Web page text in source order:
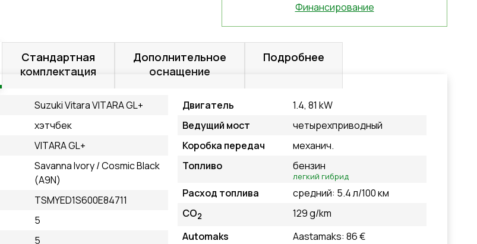
Финансирование
Стандартная
комплектация
Дополнительное
оснащение
Подробнее
Suzuki Vitara VITARA GL+
хэтчбек
VITARA GL+
Savanna Ivory / Cosmic Black
(A9N)
TSMYED1S600E84711
5
5
Двигатель
1.4, 81 kW
Ведущий мост
четырехприводный
Коробка передач
механич.
Топливо
бензин
легкий гибрид
Расход топлива
средний: 5.4 л/100 км
CO2
129 g/km
Automaks
Aastamaks: 86 €